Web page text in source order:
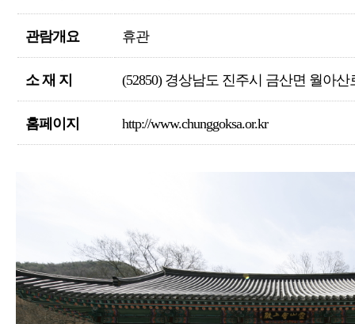
관람개요 휴관
소 재 지 (52850) 경상남도 진주시 금산면 월아산
홈페이지 http://www.chunggoksa.or.kr